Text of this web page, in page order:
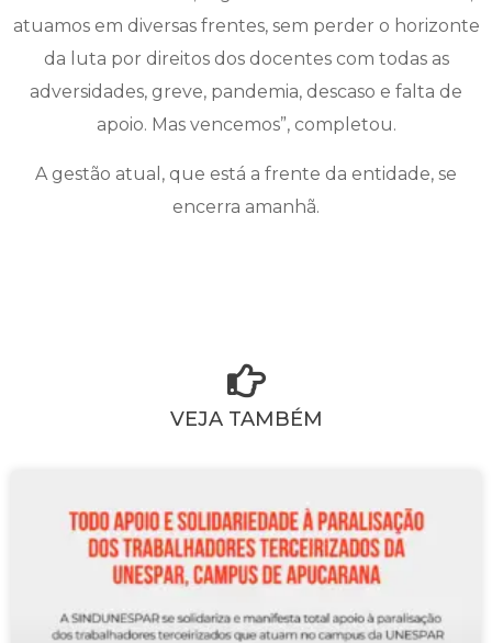
atuamos em diversas frentes, sem perder o horizonte
da luta por direitos dos docentes com todas as
adversidades, greve, pandemia, descaso e falta de
apoio. Mas vencemos”, completou.
A gestão atual, que está a frente da entidade, se
encerra amanhã.
VEJA TAMBÉM